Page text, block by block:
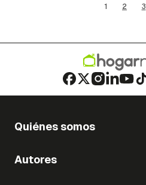
1 2 3
Quiénes somos
Autores